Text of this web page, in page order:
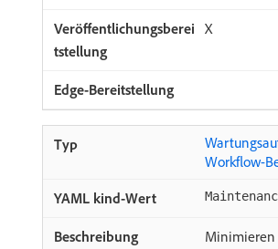
X
Workflow-
Minimieren